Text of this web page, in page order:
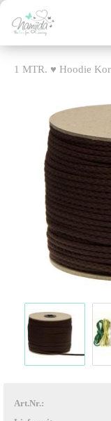
1 MTR. ♥ Hoodie
Art.Nr.: